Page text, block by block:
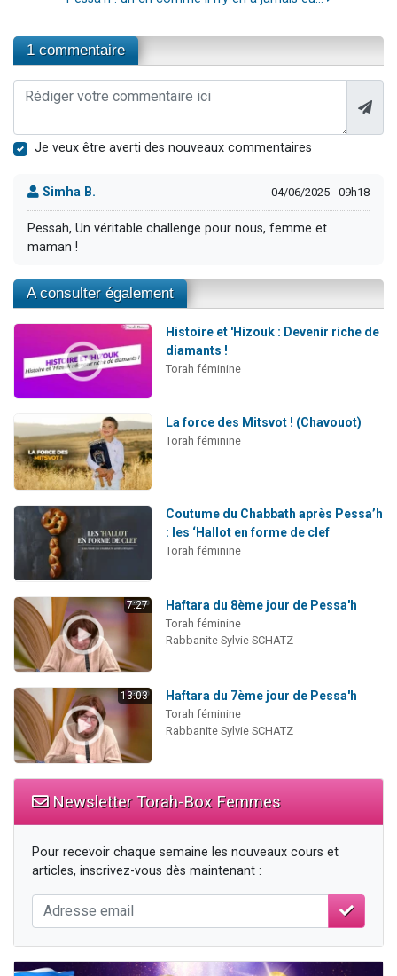
1 commentaire
Je veux être averti des nouveaux commentaires
Simha B. 04/06/2025 - 09h18
Pessah, Un véritable challenge pour nous, femme et
maman !
A consulter également
Histoire et 'Hizouk : Devenir riche de
diamants !
Torah féminine
La force des Mitsvot ! (Chavouot)
Torah féminine
Coutume du Chabbath après Pessa’h
: les ‘Hallot en forme de clef
Torah féminine
7:27 Haftara du 8ème jour de Pessa'h
Torah féminine
Rabbanite Sylvie SCHATZ
13:03 Haftara du 7ème jour de Pessa'h
Torah féminine
Rabbanite Sylvie SCHATZ
Newsletter Torah-Box Femmes
Pour recevoir chaque semaine les nouveaux cours et
articles, inscrivez-vous dès maintenant :